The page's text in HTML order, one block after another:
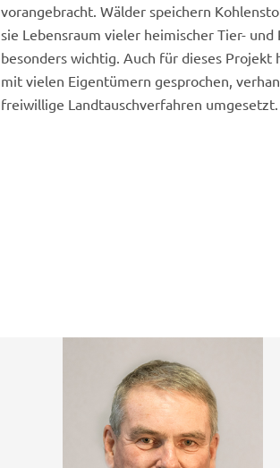
vorangebracht. Wälder speichern
sie Lebensraum vieler heimischer Tier-
besonders wichtig. Auch für dieses
mit vielen Eigentümern gesprochen,
freiwillige Landtauschverfahren umgesetzt.